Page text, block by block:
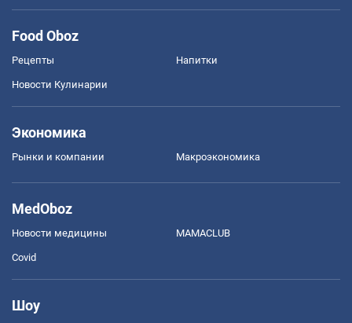
Food Oboz
Рецепты Напитки
Новости Кулинарии
Экономика
Рынки и компании Mакроэкономика
MedOboz
Новости медицины MAMACLUB
Covid
Шоу